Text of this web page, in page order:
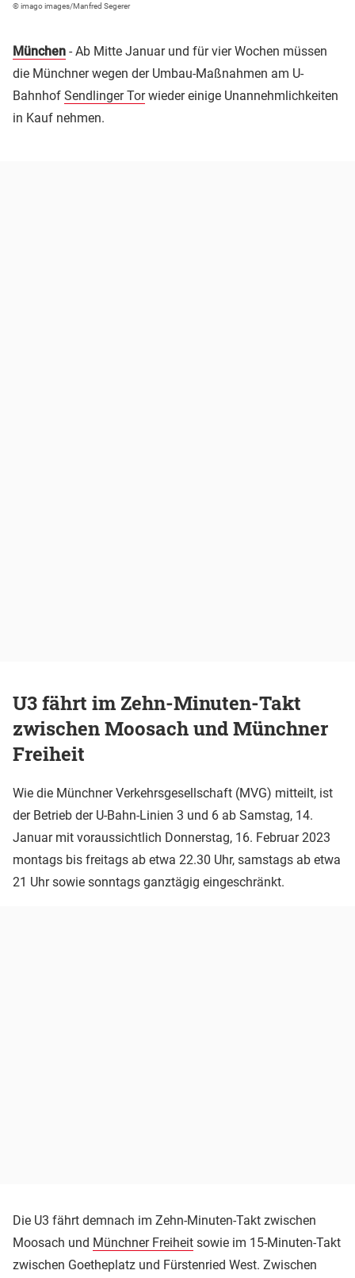
© imago images/Manfred Segerer
München - Ab Mitte Januar und für vier Wochen müssen
die Münchner wegen der Umbau-Maßnahmen am U-
Bahnhof Sendlinger Torwieder einige Unannehmlichkeiten
in Kauf nehmen.
U3 fährt im Zehn-Minuten-Takt
zwischen Moosach und Münchner
Freiheit
Wie die Münchner Verkehrsgesellschaft (MVG) mitteilt, ist
der Betrieb der U-Bahn-Linien 3 und 6 ab Samstag, 14.
Januar mit voraussichtlich Donnerstag, 16. Februar 2023
montags bis freitags ab etwa 22.30 Uhr, samstags ab etwa
21 Uhr sowie sonntags ganztägig eingeschränkt.
Die U3 fährt demnach im Zehn-Minuten-Takt zwischen
Moosach und Münchner Freiheit sowie im 15-Minuten-Takt
zwischen Goetheplatz und Fürstenried West. Zwischen